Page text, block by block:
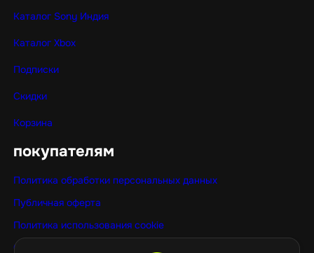
Каталог Sony Индия
Каталог Xbox
Подписки
Скидки
Корзина
покупателям
Политика обработки персональных данных
Публичная оферта
Политика использования cookie
Оптовые покупки